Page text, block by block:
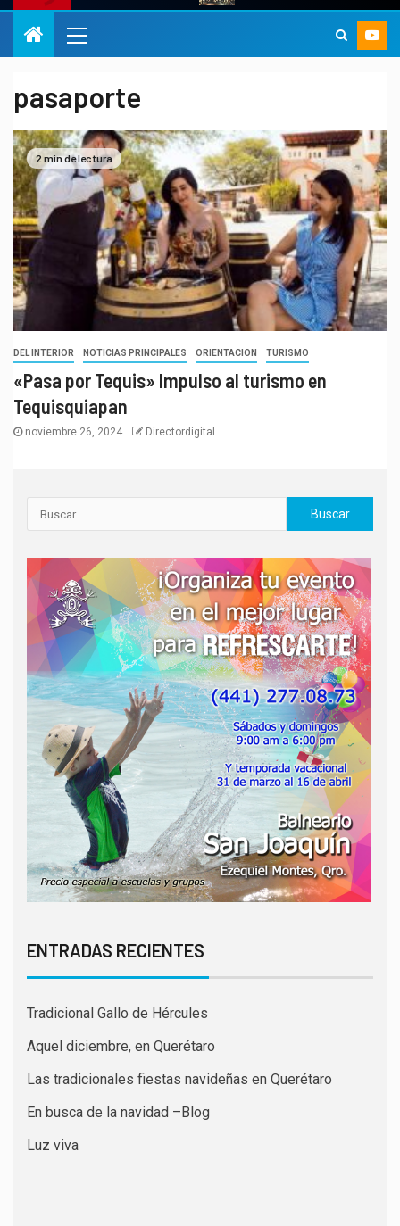
pasaporte
2 min de lectura
DEL INTERIOR NOTICIAS PRINCIPALES ORIENTACION TURISMO
«Pasa por Tequis» Impulso al turismo en
Tequisquiapan
noviembre 26, 2024 Directordigital
ENTRADAS RECIENTES
Tradicional Gallo de Hércules
Aquel diciembre, en Querétaro
Las tradicionales fiestas navideñas en Querétaro
En busca de la navidad –Blog
Luz viva